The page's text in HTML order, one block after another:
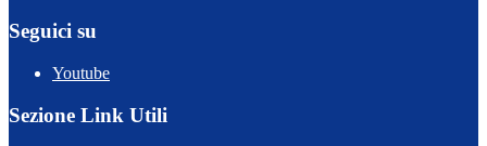
Seguici su
Youtube
Sezione Link Utili